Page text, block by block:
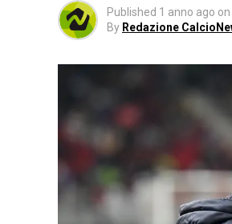
Published 1 anno ago on
By Redazione